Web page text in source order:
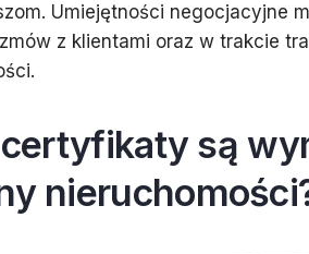
Umiejętności negocjacyjne
z klientami oraz w trakcie
są